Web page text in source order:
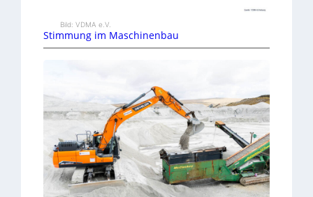
Bild: VDMA e.V.
Stimmung im Maschinenbau